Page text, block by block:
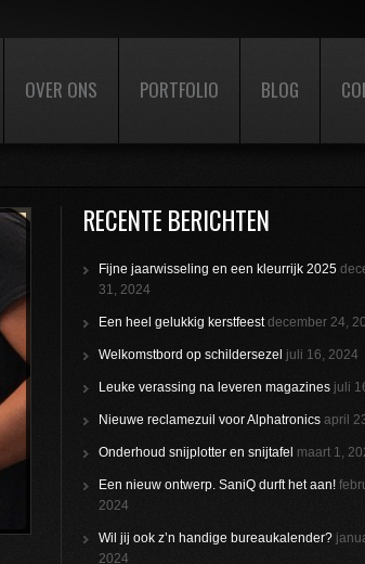
OVER ONS PORTFOLIO BLOG
RECENTE BERICHTEN
Fijne jaarwisseling en een kleurrijk 2025
31, 2024
Een heel gelukkig kerstfeest december 24,
Welkomstbord op schildersezel juli 16, 2024
Leuke verassing na leveren magazines juli
Nieuwe reclamezuil voor Alphatronics april
Onderhoud snijplotter en snijtafel maart 1,
Een nieuw ontwerp. SaniQ durft het aan!
2024
Wil jij ook z’n handige bureaukalender?
2024